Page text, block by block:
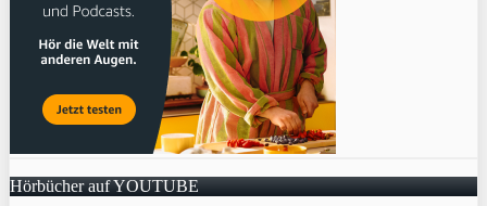
Hörbücher auf YOUTUBE